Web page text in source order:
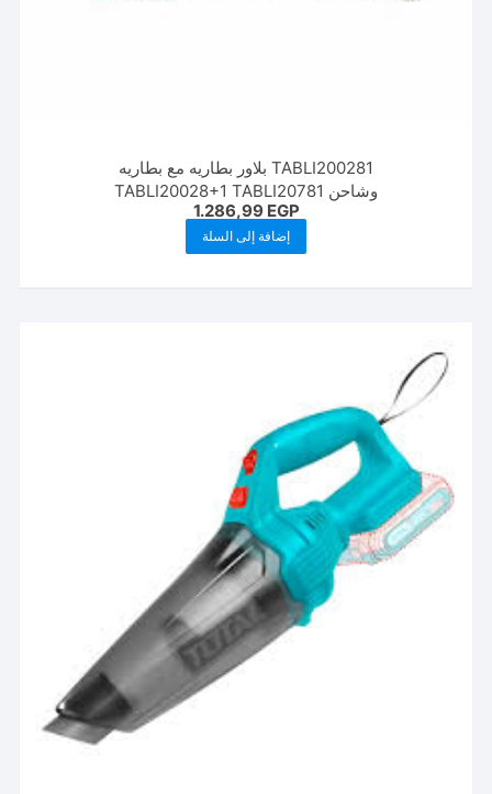
TABLI200281 بلاور بطاريه مع بطاريه
وشاحن TABLI20028+1 TABLI20781
1.286,99 EGP
إضافة إلى السلة